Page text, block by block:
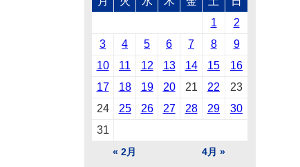
« 2月 4月 »
1
2
3
4 5 6 7 8
9
10
11 12 13 14 15
16
17
18 19 20 21 22
23
24
25 26 27 28 29
30
31